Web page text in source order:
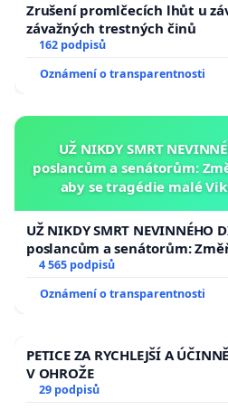
Zrušení promlčecích lhůt u
závažných trestných činů
162 podpisů
Oznámení o transparentnosti
UŽ NIKDY SMRT
poslancům a senátorům:
aby se tragédie malé
UŽ NIKDY SMRT NEVINNÉHO
poslancům a senátorům:
aby se tragédie malé
4 565 podpisů
Oznámení o transparentnosti
PETICE ZA RYCHLEJŠÍ A
V OHROŽE
29 podpisů